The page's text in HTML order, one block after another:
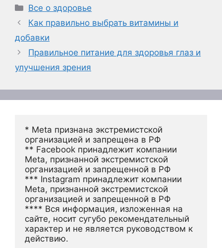
Рубрики
Все о здоровье
Как правильно выбрать витамины и
добавки
Правильное питание для здоровья глаз и
улучшения зрения
* Meta признана экстремистской
организацией и запрещена в РФ
** Facebook принадлежит компании
Meta, признанной экстремистской
организацией и запрещенной в РФ
*** Instagram принадлежит компании
Meta, признанной экстремистской
организацией и запрещенной в РФ
**** Вся информация, изложенная на
сайте, носит сугубо рекомендательный
характер и не является руководством к
действию.